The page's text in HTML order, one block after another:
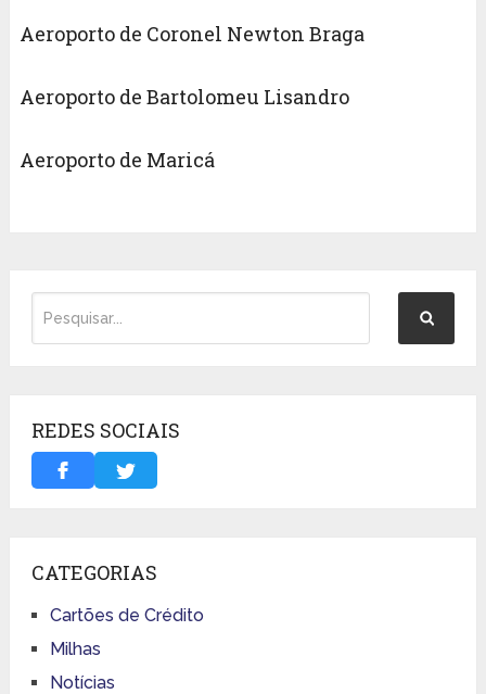
Aeroporto de Coronel Newton Braga
Aeroporto de Bartolomeu Lisandro
Aeroporto de Maricá
REDES SOCIAIS
CATEGORIAS
Cartões de Crédito
Milhas
Notícias